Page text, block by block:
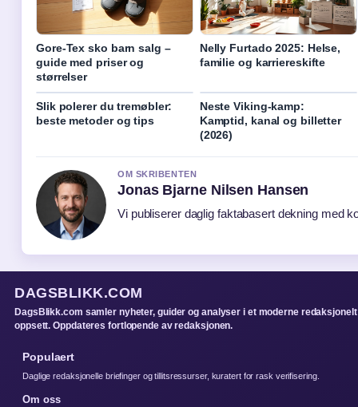
Gore-Tex sko barn salg –
guide med priser og
størrelser
Nelly Furtado 2025: Helse,
familie og karriereskifte
Slik polerer du tremøbler:
beste metoder og tips
Neste Viking-kamp:
Kamptid, kanal og billetter
(2026)
OM SKRIBENTEN
Jonas Bjarne Nilsen Hansen
Vi publiserer daglig faktabasert dekning med
DAGSBLIKK.COM
DagsBlikk.com samler nyheter, guider og analyser i et moderne redaksjonelt
oppsett. Oppdateres fortlopende av redaksjonen.
Populaert
Daglige redaksjonelle briefinger og tillitsressurser, kuratert for rask verifisering.
Om oss